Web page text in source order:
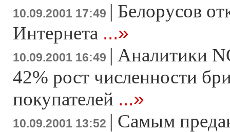
10.09.2001 17:49 | Белорусов
Интернета ...»
10.09.2001 16:49 | Аналитики
42% рост численности
покупателей ...»
10.09.2001 13:52 | Самым